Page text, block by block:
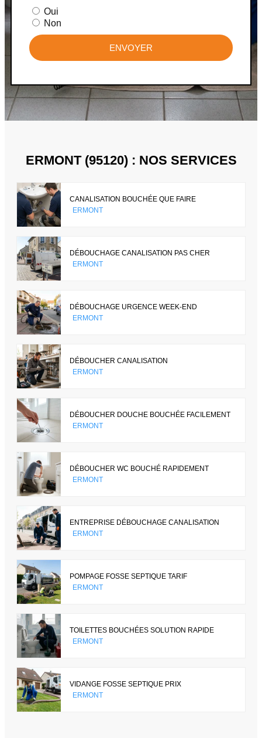
Oui
Non
ENVOYER
ERMONT (95120) : NOS SERVICES
CANALISATION BOUCHÉE QUE FAIRE
ERMONT
DÉBOUCHAGE CANALISATION PAS CHER
ERMONT
DÉBOUCHAGE URGENCE WEEK-END
ERMONT
DÉBOUCHER CANALISATION
ERMONT
DÉBOUCHER DOUCHE BOUCHÉE FACILEMENT
ERMONT
DÉBOUCHER WC BOUCHÉ RAPIDEMENT
ERMONT
ENTREPRISE DÉBOUCHAGE CANALISATION
ERMONT
POMPAGE FOSSE SEPTIQUE TARIF
ERMONT
TOILETTES BOUCHÉES SOLUTION RAPIDE
ERMONT
VIDANGE FOSSE SEPTIQUE PRIX
ERMONT